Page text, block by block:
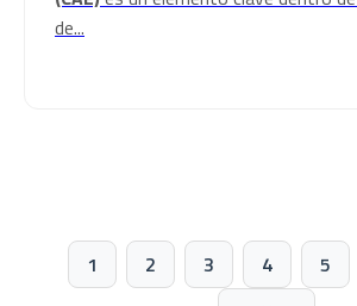
de...
1 2 3 4 5